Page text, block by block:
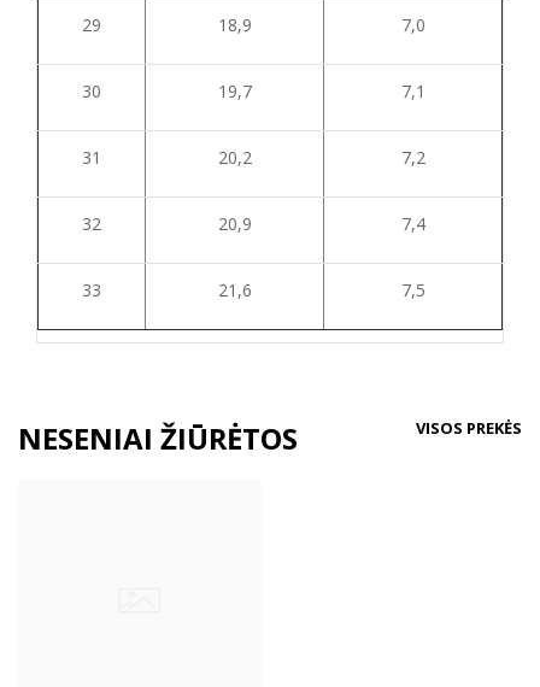
29 18,9 7,0
30 19,7 7,1
31 20,2 7,2
32 20,9 7,4
33 21,6 7,5
NESENIAI ŽIŪRĖTOS VISOS PREKĖS